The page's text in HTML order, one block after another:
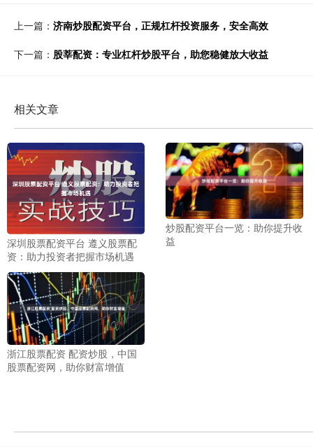
上一篇： 济南炒股配资平台，正规杠杆投资服务，安全高效
下一篇： 股莘配资：专业杠杆炒股平台，助您稳健放大收益
相关文章
深圳股票配资平台 遵义股票配
资：助力投资者把握市场机遇
炒股配资平台一览：助你提升收
益
浙江股票配资 配资炒股，中国
股票配资网，助你财富增值